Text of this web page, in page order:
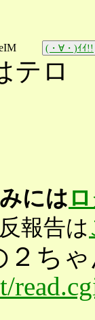
(・∀・)ｲｲ!!
テロ
には
報告は
２ち